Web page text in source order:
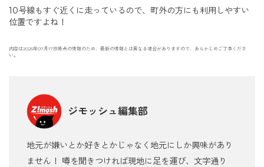
10号線もすぐ近くに走っているので、町外の方にも利用しやすい
位置ですよね！
内容は2025年07月17日時点の情報のため、最新の情報とは異なる場合がありますので、あらかじめご了承くださ
い。
ジモッシュ編集部
地元が嫌いとか好きとかじゃなく地元にしか興味があり
ません！ 噂を聞きつければ現地に足を運び、文字通り